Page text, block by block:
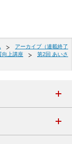
アーカイブ（連載終了
向上講座
第2回 あいさ